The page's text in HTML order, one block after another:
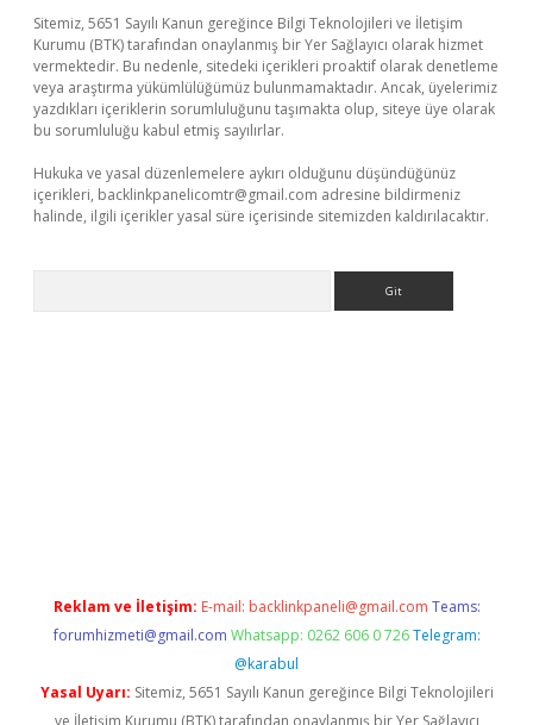
Sitemiz, 5651 Sayılı Kanun gereğince Bilgi Teknolojileri ve İletişim
Kurumu (BTK) tarafından onaylanmış bir Yer Sağlayıcı olarak hizmet
vermektedir. Bu nedenle, sitedeki içerikleri proaktif olarak denetleme
veya araştırma yükümlülüğümüz bulunmamaktadır. Ancak, üyelerimiz
yazdıkları içeriklerin sorumluluğunu taşımakta olup, siteye üye olarak
bu sorumluluğu kabul etmiş sayılırlar.
Hukuka ve yasal düzenlemelere aykırı olduğunu düşündüğünüz
içerikleri, backlinkpanelicomtr@gmail.com adresine bildirmeniz
halinde, ilgili içerikler yasal süre içerisinde sitemizden kaldırılacaktır.
Reklam ve İletişim: E-mail: backlinkpaneli@gmail.com Teams:
forumhizmeti@gmail.com Whatsapp: 0262 606 0 726 Telegram:
@karabul
Yasal Uyarı: Sitemiz, 5651 Sayılı Kanun gereğince Bilgi Teknolojileri
ve İletişim Kurumu (BTK) tarafından onaylanmış bir Yer Sağlayıcı